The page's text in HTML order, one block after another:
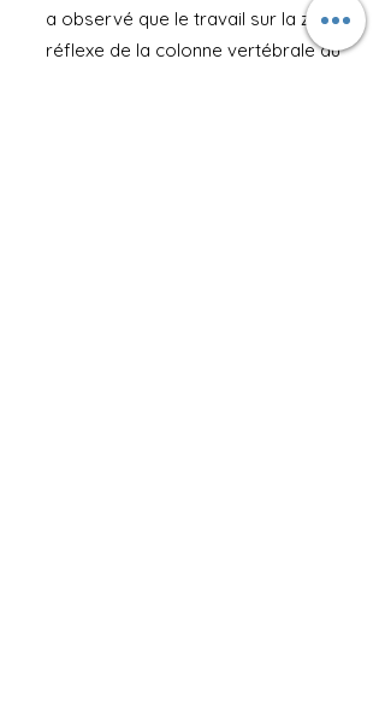
a observé que le travail sur la zone
réflexe de la colonne vertébrale au